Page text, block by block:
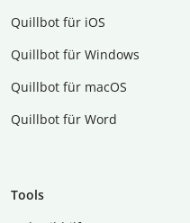
Quillbot für iOS
Quillbot für Windows
Quillbot für macOS
Quillbot für Word
Tools